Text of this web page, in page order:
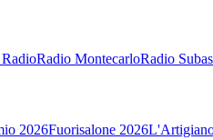
Radio MontecarloRadio
2026Fuorisalone 2026